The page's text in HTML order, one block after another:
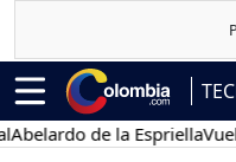
de la EspriellaVuelta a